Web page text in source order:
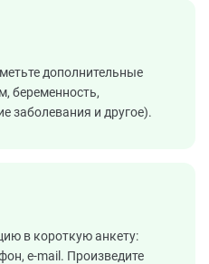
дополнительные
беременность,
заболевания и другое).
в короткую анкету:
e-mail. Произведите